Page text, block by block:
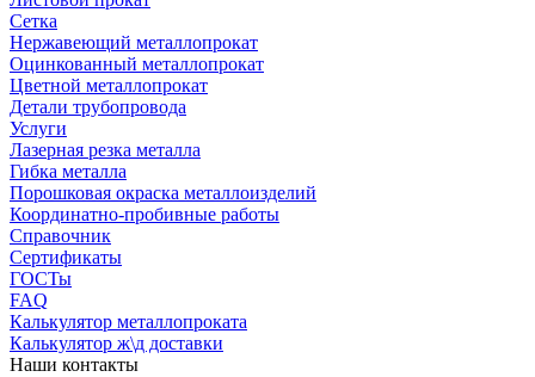
Сетка
Нержавеющий металлопрокат
Оцинкованный металлопрокат
Цветной металлопрокат
Детали трубопровода
Услуги
Лазерная резка металла
Гибка металла
Порошковая окраска металлоизделий
Координатно-пробивные работы
Справочник
Сертификаты
ГОСТы
FAQ
Калькулятор металлопроката
Калькулятор ж\д доставки
Наши контакты